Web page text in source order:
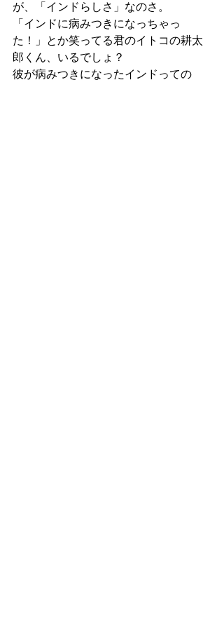
が、「インドらしさ」なのさ。
「インドに病みつきになっちゃっ
た！」とか笑ってる君のイトコの耕太
郎くん、いるでしょ？
彼が病みつきになったインドっての